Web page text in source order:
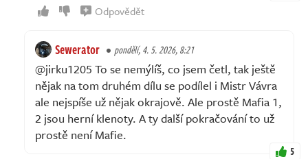
Odpovědět
Sewerator pondělí, 4. 5. 2026, 8:21
@jirku1205 To se nemýlíš, co jsem četl, tak ještě
nějak na tom druhém dílu se podílel i Mistr Vávra
ale nejspíše už nějak okrajově. Ale prostě Mafia 1,
2 jsou herní klenoty. A ty další pokračování to už
prostě není Mafie.
5